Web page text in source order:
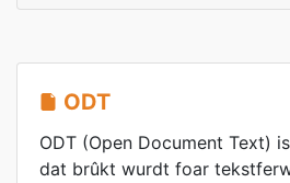
ODT
ODT (Open Document Text)
dat brûkt wurdt foar